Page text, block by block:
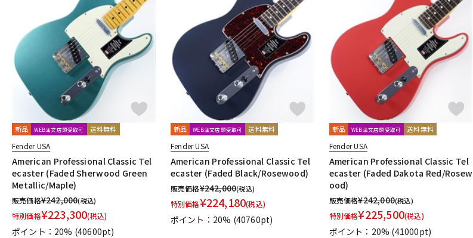
新品 WEB注文店頭受取可 送料無料
Fender USA
American Professional Classic Tel
ecaster (Faded Sherwood Green
Metallic/Maple)
販売価格¥242,000(税込)
特別価格¥223,300(税込)
ポイント：20% (40600pt)
新品 WEB注文店頭受取可 送料無料
Fender USA
American Professional Classic Tel
ecaster (Faded Black/Rosewood)
販売価格¥242,000(税込)
特別価格¥224,180(税込)
ポイント：20% (40760pt)
新品 WEB注文店頭受取可 送料無料
Fender USA
American Professional Classic Tel
ecaster (Faded Dakota Red/Rosew
ood)
販売価格¥242,000(税込)
特別価格¥225,500(税込)
ポイント：20% (41000pt)